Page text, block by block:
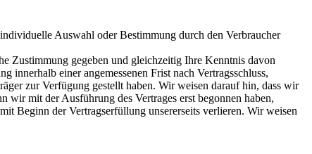
Auswahl oder Bestimmung durch den Verbraucher
Zustimmung gegeben und gleichzeitig Ihre Kenntnis davon
innerhalb einer angemessenen Frist nach Vertragsschluss,
zur Verfügung gestellt haben. Wir weisen darauf hin, dass wir
wir mit der Ausführung des Vertrages erst begonnen haben,
Beginn der Vertragserfüllung unsererseits verlieren. Wir weisen